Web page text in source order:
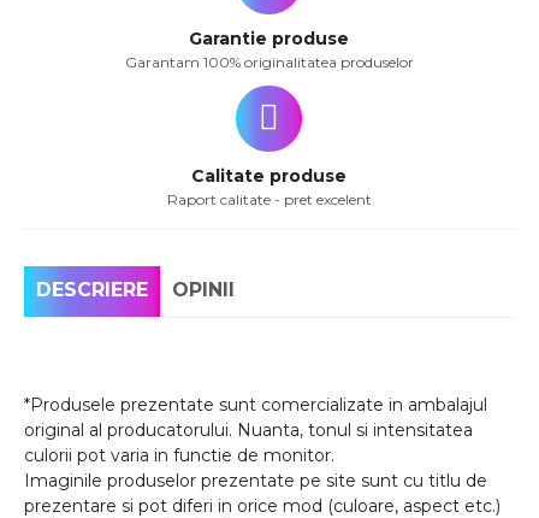
Garantie produse
Garantam 100% originalitatea produselor
Calitate produse
Raport calitate - pret excelent
DESCRIERE OPINII
*Produsele prezentate sunt comercializate in ambalajul
original al producatorului. Nuanta, tonul si intensitatea
culorii pot varia in functie de monitor.
Imaginile produselor prezentate pe site sunt cu titlu de
prezentare si pot diferi in orice mod (culoare, aspect etc.)